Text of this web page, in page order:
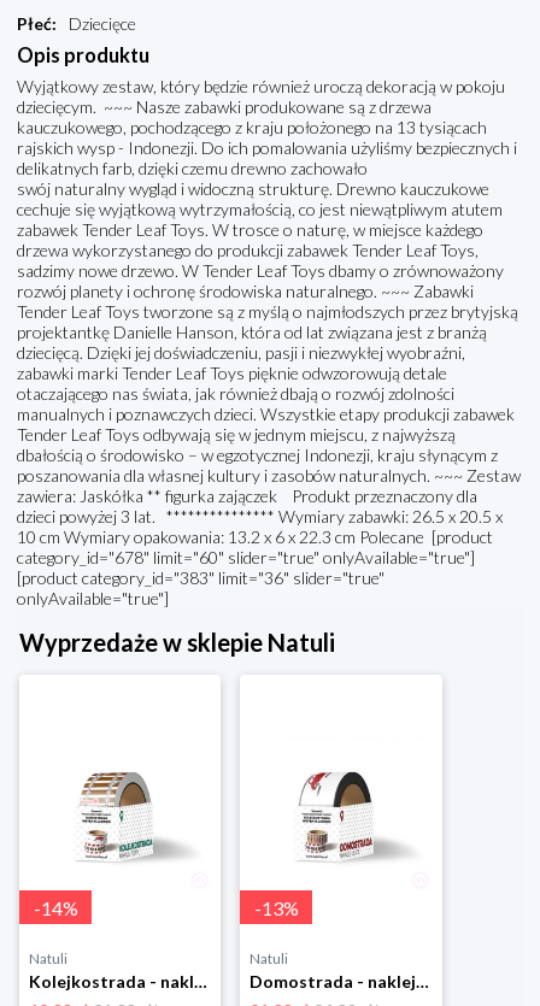
Płeć: Dziecięce
Opis produktu
Wyjątkowy zestaw, który będzie również uroczą dekoracją w pokoju
dziecięcym. ~~~ Nasze zabawki produkowane są z drzewa
kauczukowego, pochodzącego z kraju położonego na 13 tysiącach
rajskich wysp - Indonezji. Do ich pomalowania użyliśmy bezpiecznych i
delikatnych farb, dzięki czemu drewno zachowało
swój naturalny wygląd i widoczną strukturę. Drewno kauczukowe
cechuje się wyjątkową wytrzymałością, co jest niewątpliwym atutem
zabawek Tender Leaf Toys. W trosce o naturę, w miejsce każdego
drzewa wykorzystanego do produkcji zabawek Tender Leaf Toys,
sadzimy nowe drzewo. W Tender Leaf Toys dbamy o zrównoważony
rozwój planety i ochronę środowiska naturalnego. ~~~ Zabawki
Tender Leaf Toys tworzone są z myślą o najmłodszych przez brytyjską
projektantkę Danielle Hanson, która od lat związana jest z branżą
dziecięcą. Dzięki jej doświadczeniu, pasji i niezwykłej wyobraźni,
zabawki marki Tender Leaf Toys pięknie odwzorowują detale
otaczającego nas świata, jak również dbają o rozwój zdolności
manualnych i poznawczych dzieci. Wszystkie etapy produkcji zabawek
Tender Leaf Toys odbywają się w jednym miejscu, z najwyższą
dbałością o środowisko – w egzotycznej Indonezji, kraju słynącym z
poszanowania dla własnej kultury i zasobów naturalnych. ~~~ Zestaw
zawiera: Jaskółka ** figurka zajączek Produkt przeznaczony dla
dzieci powyżej 3 lat. *************** Wymiary zabawki: 26.5 x 20.5 x
10 cm Wymiary opakowania: 13.2 x 6 x 22.3 cm Polecane [product
category_id="678" limit="60" slider="true" onlyAvailable="true"]
[product category_id="383" limit="36" slider="true"
onlyAvailable="true"]
Wyprzedaże w sklepie Natuli
-14%
Natuli
Kolejkostrada - naklejaj tory Zuzutoys
-13%
Natuli
Domostrada - naklejaj ulice Zuzutoys